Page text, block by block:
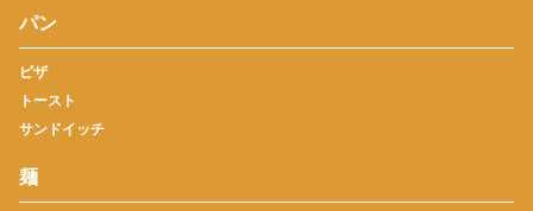
パン
ピザ
トースト
サンドイッチ
麺